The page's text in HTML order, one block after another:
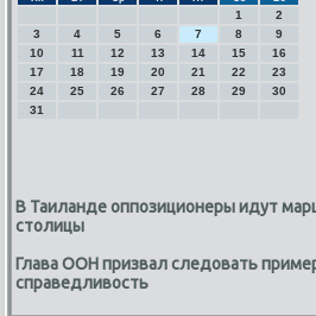
1
2
3
4 5 6 7 8
9
10
11 12 13 14 15
16
17
18 19 20 21 22
23
24
25 26 27 28 29
30
31
В Таиланде оппозиционеры идут
столицы
Глава ООН призвал следовать
справедливость